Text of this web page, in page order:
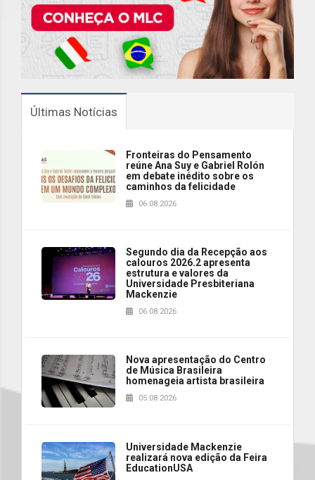
Últimas Notícias
Fronteiras do Pensamento
reúne Ana Suy e Gabriel Rolón
em debate inédito sobre os
caminhos da felicidade
06.08.2026
Segundo dia da Recepção aos
calouros 2026.2 apresenta
estrutura e valores da
Universidade Presbiteriana
Mackenzie
06.08.2026
Nova apresentação do Centro
de Música Brasileira
homenageia artista brasileira
05.08.2026
Universidade Mackenzie
realizará nova edição da Feira
EducationUSA